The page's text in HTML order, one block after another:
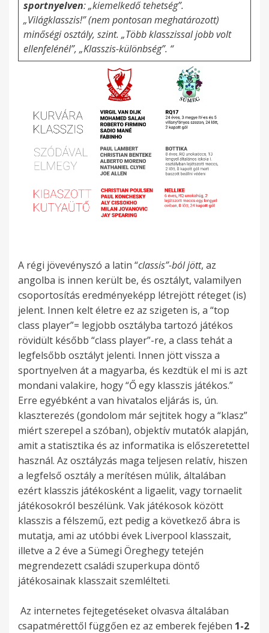
sportnyelven: „kiemelkedő tehetség”.
„Világklasszis!” (nem pontosan meghatározott)
minőségi osztály, szint. „Több klasszissal jobb volt
ellenfelénél”, „Klasszis-különbség”. “
A régi jövevényszó a latin “classis”-ból jött, az
angolba is innen került be, és osztályt, valamilyen
csoportosítás eredményeképp létrejött réteget (is)
jelent. Innen kelt életre ez az szigeten is, a “top
class player”= legjobb osztályba tartozó játékos
rövidült később “class player”-re, a class tehát a
legfelsőbb osztályt jelenti. Innen jött vissza a
sportnyelven át a magyarba, és kezdtük el mi is azt
mondani valakire, hogy “Ő egy klasszis játékos.”
Erre egyébként a van hivatalos eljárás is, ún.
klaszterezés (gondolom már sejtitek hogy a “klasz”
miért szerepel a szóban), objektív mutatók alapján,
amit a statisztika és az informatika is előszeretettel
használ. Az osztályzás maga teljesen relatív, hiszen
a legfelső osztály a merítésen múlik, általában
ezért klasszis játékosként a ligaelit, vagy tornaelit
játékosokról beszélünk. Vak játékosok között
klasszis a félszemű, ezt pedig a következő ábra is
mutatja, ami az utóbbi évek Liverpool klasszait,
illetve a 2 éve a Sümegi Öreghegy tetején
megrendezett családi szuperkupa döntő
játékosainak klasszait szemlélteti.
Az internetes fejtegetéseket olvasva általában
csapatmérettől függően ez az emberek fejében 1-2